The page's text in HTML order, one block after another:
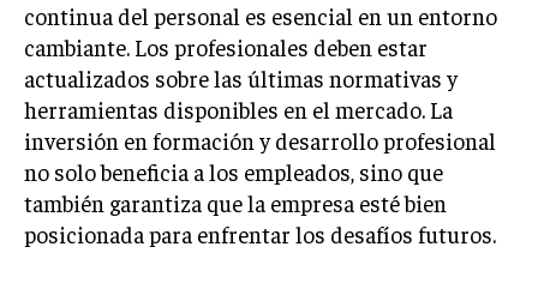
ÉXITO EMPRESARIAL Y CASOS DE ESTUDIO
GOBIERNO CORPORATIVO
NEGOCIOS
ESTRATEGIAS DE NEGOCIOS
MARKETING B2B
MARKETING B2C
continua del personal es esencial en un entorno
cambiante. Los profesionales deben estar
actualizados sobre las últimas normativas y
herramientas disponibles en el mercado. La
inversión en formación y desarrollo profesional
no solo beneficia a los empleados, sino que
también garantiza que la empresa esté bien
posicionada para enfrentar los desafíos futuros.